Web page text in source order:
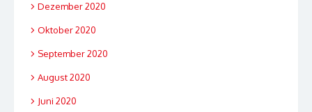
Dezember 2020
Oktober 2020
September 2020
August 2020
Juni 2020